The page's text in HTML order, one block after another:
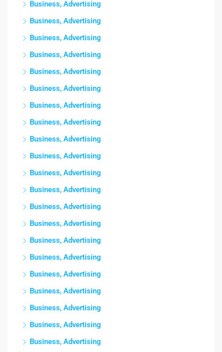
Business, Advertising
Business, Advertising
Business, Advertising
Business, Advertising
Business, Advertising
Business, Advertising
Business, Advertising
Business, Advertising
Business, Advertising
Business, Advertising
Business, Advertising
Business, Advertising
Business, Advertising
Business, Advertising
Business, Advertising
Business, Advertising
Business, Advertising
Business, Advertising
Business, Advertising
Business, Advertising
Business, Advertising